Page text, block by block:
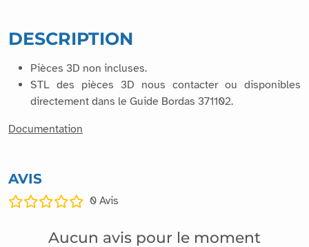
DESCRIPTION
Pièces 3D non incluses.
STL des pièces 3D nous contacter ou disponibles
directement dans le Guide Bordas 371102.
Documentation
AVIS
0 Avis
Aucun avis pour le moment